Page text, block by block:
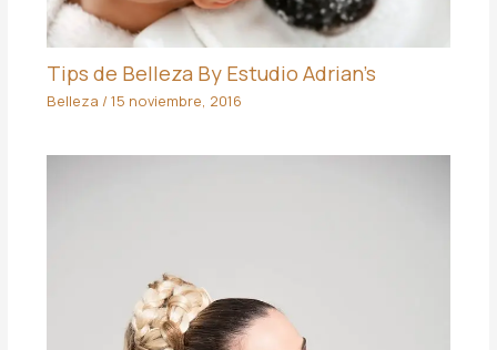
Tips de Belleza By Estudio Adrian’s
Belleza / 15 noviembre, 2016